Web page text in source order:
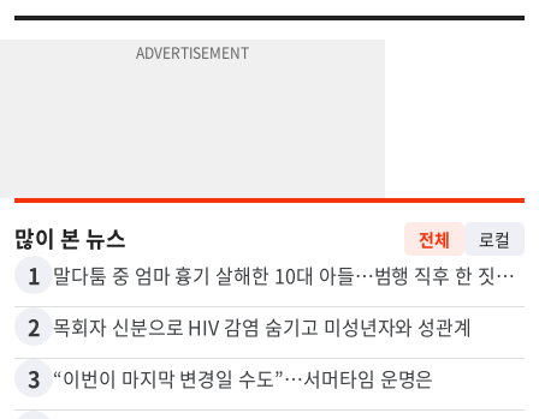
많이 본 뉴스
1
2 목회자 신분으로 HIV 감염 숨기고 미성년자와 성관계